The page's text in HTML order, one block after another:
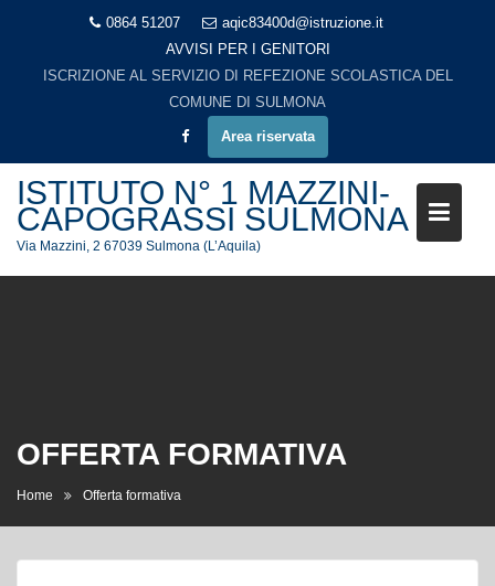
0864 51207
aqic83400d@istruzione.it
AVVISI PER I GENITORI
ISCRIZIONE AL SERVIZIO DI REFEZIONE SCOLASTICA DEL
COMUNE DI SULMONA
Area riservata
ISTITUTO N° 1 MAZZINI-
CAPOGRASSI SULMONA
Via Mazzini, 2 67039 Sulmona (L’Aquila)
OFFERTA FORMATIVA
Home Offerta formativa